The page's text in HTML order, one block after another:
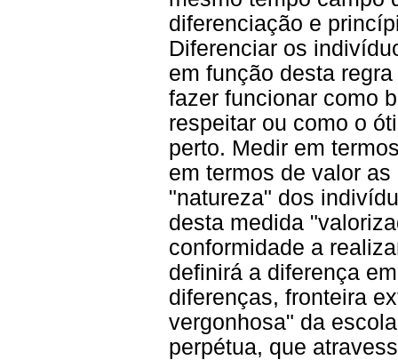
diferenciação e
Diferenciar os
em função desta
fazer funcionar como
respeitar ou como o
perto. Medir em
em termos de valor
"natureza" dos
desta medida
conformidade a
definirá a diferença
diferenças, fronteira
vergonhosa" da
perpétua, que